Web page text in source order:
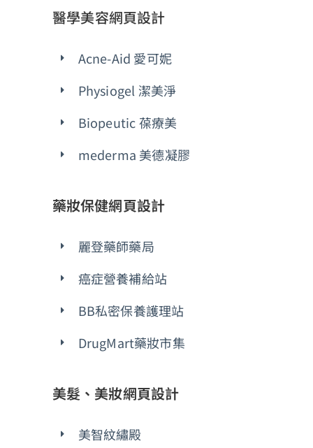
醫學美容網頁設計
Acne-Aid 愛可妮
Physiogel 潔美淨
Biopeutic 葆療美
mederma 美德凝膠
藥妝保健網頁設計
麗登藥師藥局
癌症營養補給站
BB私密保養護理站
DrugMart藥妝市集
美髮、美妝網頁設計
美智紋繡殿